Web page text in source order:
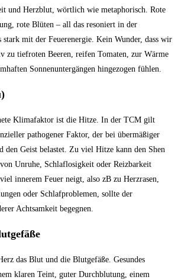
und Herzblut, wörtlich wie metaphorisch. Rote
rote Blüten – all das resoniert in der
stark mit der Feuerenergie. Kein Wunder, dass wir
zu tiefroten Beeren, reifen Tomaten, zur Wärme
Sonnenuntergängen hingezogen fühlen.
Klimafaktor ist die Hitze. In der TCM gilt
pathogener Faktor, der bei übermäßiger
den Geist belastet. Zu viel Hitze kann den Shen
Unruhe, Schlaflosigkeit oder Reizbarkeit
innerem Feuer neigt, also zB zu Herzrasen,
oder Schlafproblemen, sollte der
Achtsamkeit begegnen.
das Blut und die Blutgefäße. Gesundes
klaren Teint, guter Durchblutung, einem